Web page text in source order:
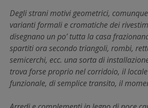
Degli strani motivi geometrici,
varianti formali e cromatiche dei
disegnano un po’ tutta la casa
spartiti ora secondo triangoli, rombi,
semicerchi, ecc. una sorta di
trova forse proprio nel corridoio, il
funzionale, di semplice transito, il